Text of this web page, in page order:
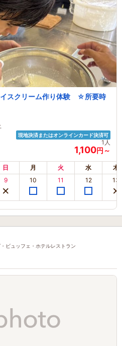
イスクリーム作り体験 ☆所要時
現地決済またはオンラインカード決済可
1人
1,100円～
日 月 火 水 木
9 10 11 12 13
ビュッフェ・ホテルレストラン